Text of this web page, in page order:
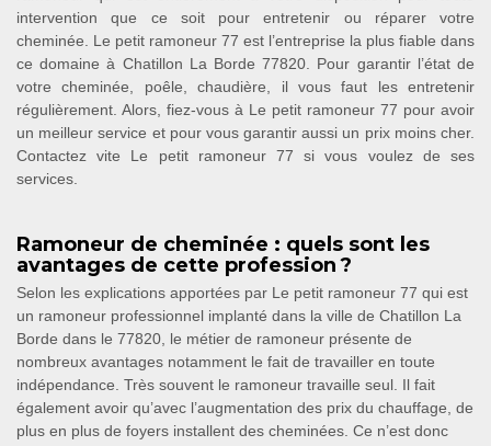
intervention que ce soit pour entretenir ou réparer votre
cheminée. Le petit ramoneur 77 est l’entreprise la plus fiable dans
ce domaine à Chatillon La Borde 77820. Pour garantir l’état de
votre cheminée, poêle, chaudière, il vous faut les entretenir
régulièrement. Alors, fiez-vous à Le petit ramoneur 77 pour avoir
un meilleur service et pour vous garantir aussi un prix moins cher.
Contactez vite Le petit ramoneur 77 si vous voulez de ses
services.
Ramoneur de cheminée : quels sont les
avantages de cette profession ?
Selon les explications apportées par Le petit ramoneur 77 qui est
un ramoneur professionnel implanté dans la ville de Chatillon La
Borde dans le 77820, le métier de ramoneur présente de
nombreux avantages notamment le fait de travailler en toute
indépendance. Très souvent le ramoneur travaille seul. Il fait
également avoir qu’avec l’augmentation des prix du chauffage, de
plus en plus de foyers installent des cheminées. Ce n’est donc